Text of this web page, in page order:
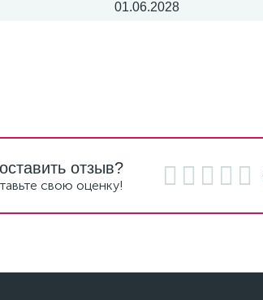
01.06.2028
отзыв?
свою оценку!